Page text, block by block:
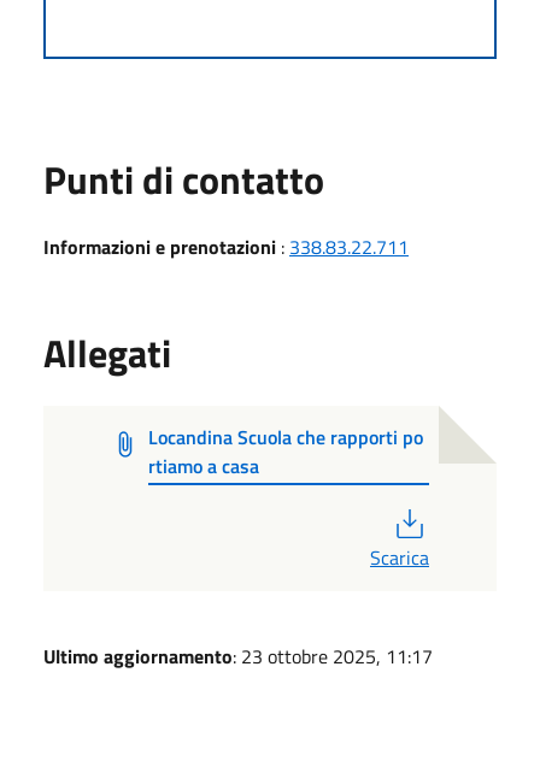
Punti di contatto
Informazioni e prenotazioni : 338.83.22.711
Allegati
Locandina Scuola che rapporti po
rtiamo a casa
Scarica
Ultimo aggiornamento: 23 ottobre 2025, 11:17